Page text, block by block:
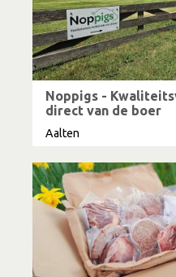
Noppigs -
direct van de boer
Aalten